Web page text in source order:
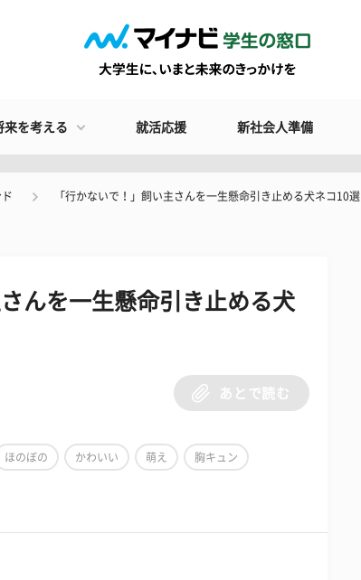
来を考える 就活応援 新社会人準備
「行かないで！」飼い主さんを一生懸命引き止める犬ネコ10選
んを一生懸命引き止める犬
あとで読む
ほのぼの かわいい 萌え 胸キュン